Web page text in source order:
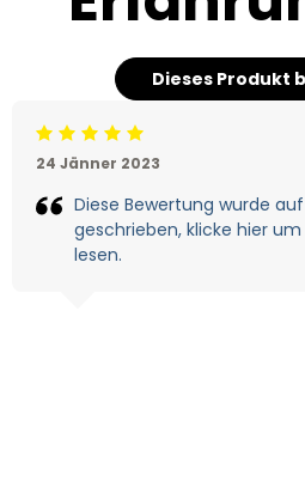
Dieses Produkt
Beoordeling: 5/5
24 Jänner 2023
Diese Bewertung wurde
geschrieben, klicke hier
lesen.